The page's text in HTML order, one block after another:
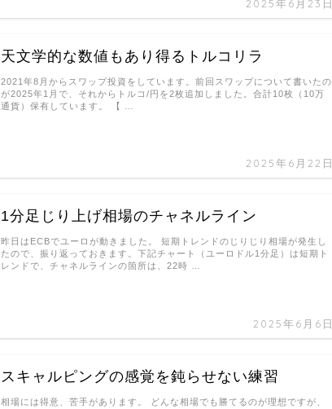
2025年6月23日
天文学的な数値もあり得るトルコリラ
2025年6月22日
2021年8月からスワップ投資をしています。前回スワップについて書いたの
が2025年1月で、それからトルコ/円を2枚追加しました。合計10枚（10万
通貨）保有しています。 【 …
1分足じり上げ相場のチャネルライン
2025年6月6日
昨日はECBでユーロが動きました。 短期トレンドのじりじり相場が発生し
たので、振り返っておきます。下記チャート（ユーロドル1分足）は短期ト
レンドで、チャネルラインの箇所は、22時 …
スキャルピングの感覚を鈍らせない練習
相場には得意、苦手があります。 どんな相場でも勝てるのが理想ですが、